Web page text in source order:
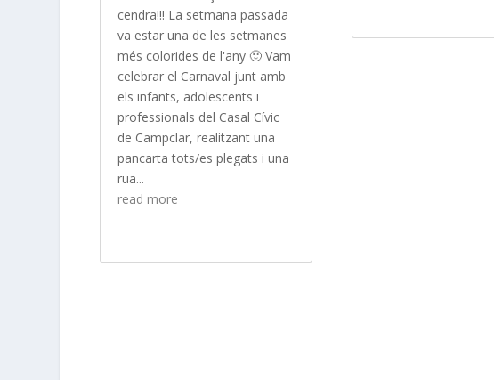
cendra!!! La setmana passada
va estar una de les setmanes
més colorides de l'any 🙂 Vam
celebrar el Carnaval junt amb
els infants, adolescents i
professionals del Casal Cívic
de Campclar, realitzant una
pancarta tots/es plegats i una
rua...
read more